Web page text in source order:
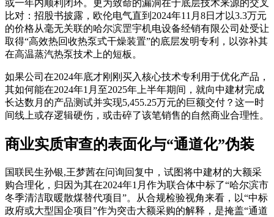
或一年内顺利闭环。更为致命的漏洞在于底层技术来源的交叉
比对：招股书披露，欧伦电气直到2024年11月8日才以3.3万元
的价格从毫无关联的哈尔滨罡宇机电设备经销有限公司处受让
取得“高效热回收热泵式干燥装置”的底层发明专利，以弥补其
在高温蒸汽热泵技术上的短板。
如果公司在2024年底才刚刚买入核心技术专利用于优化产品，
其如何能在2024年1月至2025年上半年期间，就向中建材完成
长达数月的产品测试并实现5,455.25万元的巨额交付？这一时
间线上或存逻辑硬伤，或击碎了该笔销售的自然商业合理性。
商业实质审查的表面化与“通道化”伪装
国联民生孙银,王梦茜在问询回复中，试图将中建材的大额采
购合理化，归因为其在2024年1月作为联合体中标了“哈尔滨市
冬季清洁取暖散煤替代项目”。从合规检验视角来看，以“中标
政府或大型国企项目”作为突击大额采购的解释，是掩盖“通道